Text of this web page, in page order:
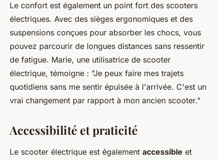
Le confort est également un point fort des scooters
électriques. Avec des sièges ergonomiques et des
suspensions conçues pour absorber les chocs, vous
pouvez parcourir de longues distances sans ressentir
de fatigue. Marie, une utilisatrice de scooter
électrique, témoigne : "Je peux faire mes trajets
quotidiens sans me sentir épuisée à l'arrivée. C'est un
vrai changement par rapport à mon ancien scooter."
Accessibilité et praticité
Le scooter électrique est également accessible et